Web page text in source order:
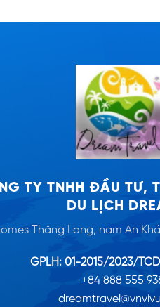
TY TNHH ĐẦU TƯ,
DU LỊCH
Thăng Long, nam An
GPLH: 01-2015/2023/
+84 888 555